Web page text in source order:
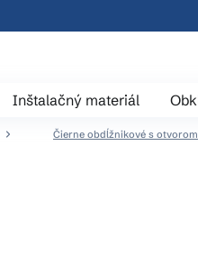
Inštalačný materiál
Čierne obdĺžnikové s otvorom